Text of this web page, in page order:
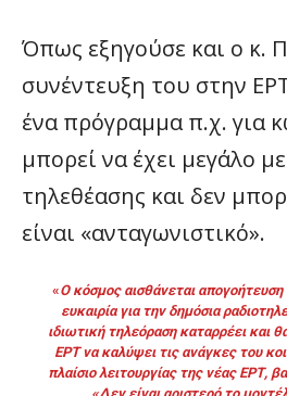
Όπως εξηγούσε και ο κ.
συνέντευξη του στην
ένα πρόγραμμα π.χ. για
μπορεί να έχει μεγάλο
τηλεθέασης και δεν
είναι «ανταγωνιστικό».
«Ο κόσμος αισθάνεται απογοήτευση
ευκαιρία για την δημόσια
ιδιωτική τηλεόραση καταρρέει και
ΕΡΤ να καλύψει τις ανάγκες του
πλαίσιο λειτουργίας της νέας ΕΡΤ,